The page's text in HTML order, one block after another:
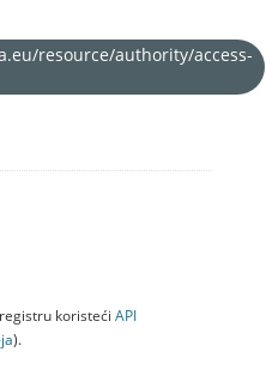
resource/authority/access-
koristeći API
).